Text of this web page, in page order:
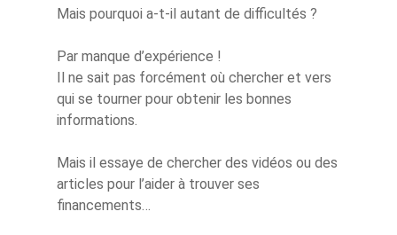
Mais pourquoi a-t-il autant de difficultés ?
Par manque d’expérience !
Il ne sait pas forcément où chercher et vers
qui se tourner pour obtenir les bonnes
informations.
Mais il essaye de chercher des vidéos ou des
articles pour l’aider à trouver ses
financements…